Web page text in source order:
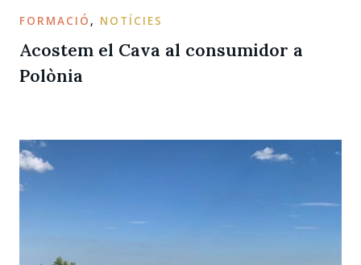
FORMACIÓ , NOTÍCIES
Acostem el Cava al consumidor a
Polònia